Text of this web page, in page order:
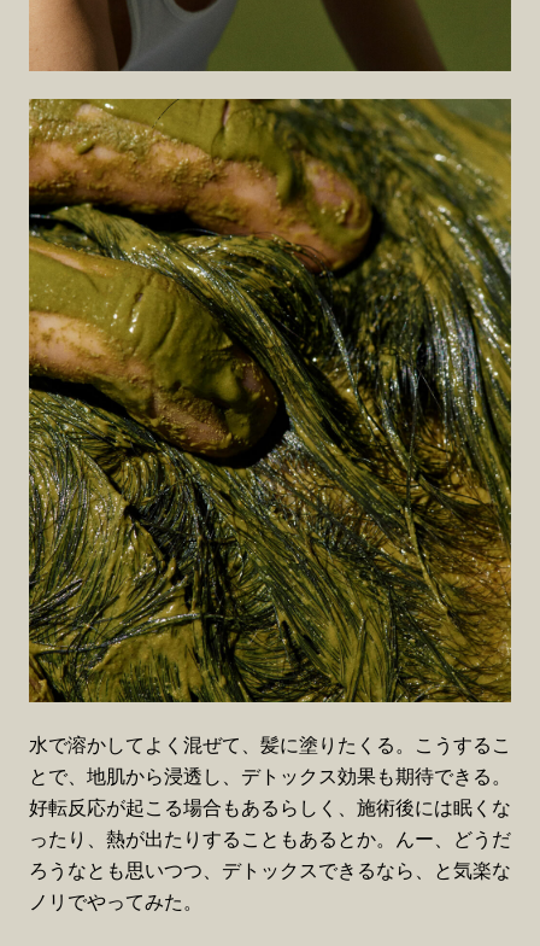
水で溶かしてよく混ぜて、髪に塗りたくる。こうするこ
とで、地肌から浸透し、デトックス効果も期待できる。
好転反応が起こる場合もあるらしく、施術後には眠くな
ったり、熱が出たりすることもあるとか。んー、どうだ
ろうなとも思いつつ、デトックスできるなら、と気楽な
ノリでやってみた。